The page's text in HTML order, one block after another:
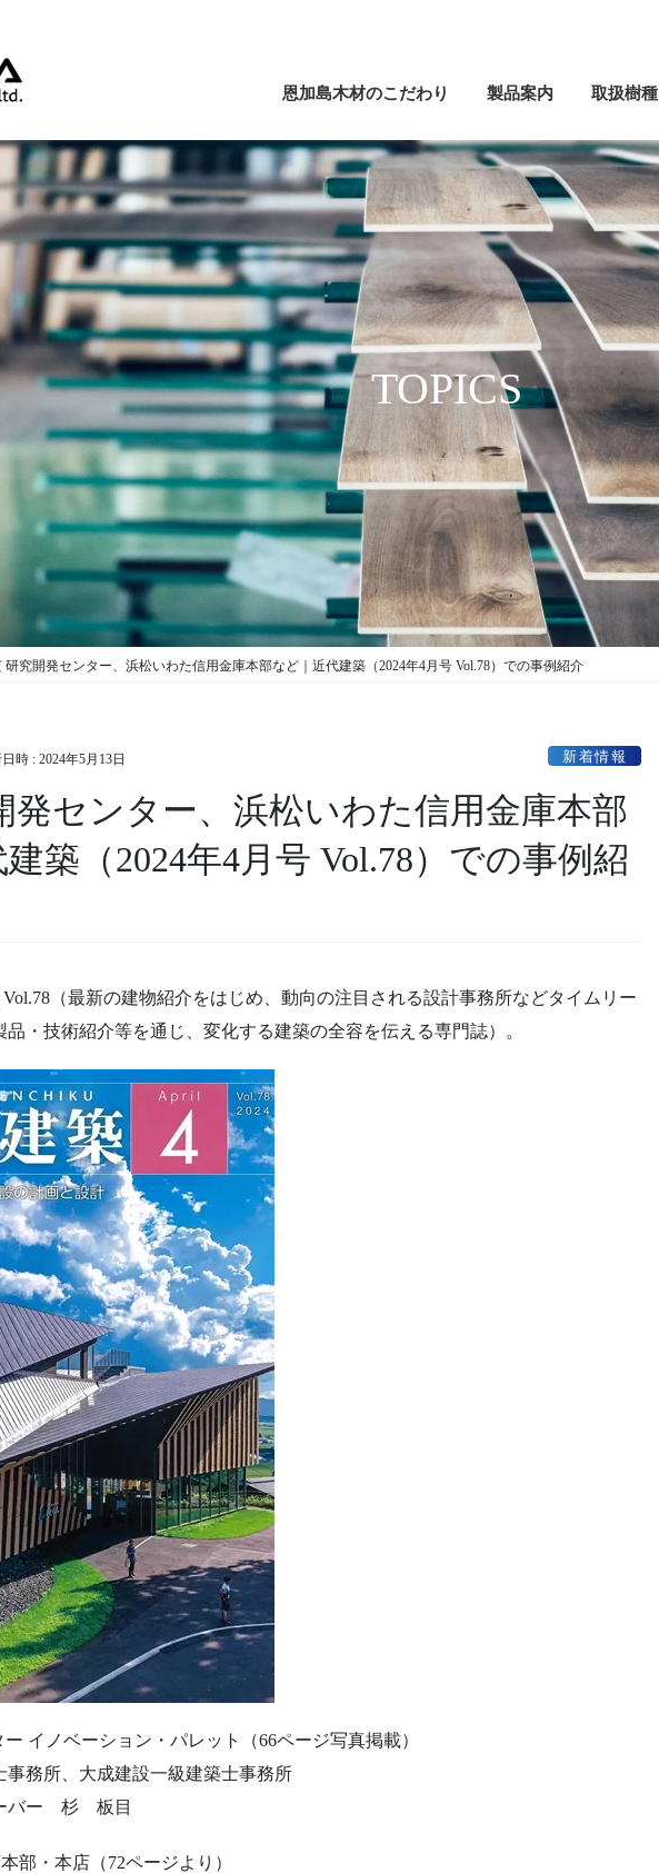
恩加島木材のこだわり 製品案内 取扱樹種
TOPICS
研究開発センター、浜松いわた信用金庫本部など｜近代建築（2024年4月号 Vol.78）での事例紹介
時 : 2024年5月13日 新着情報
発センター、浜松いわた信用金庫本部
築（2024年4月号 Vol.78）での事例紹
（最新の建物紹介をはじめ、動向の注目される設計事務所などタイムリー
・技術紹介等を通じ、変化する建築の全容を伝える専門誌）。
イノベーション・パレット（66ページ写真掲載）
事務所、大成建設一級建築士事務所
バー 杉 板目
部・本店（72ページより）